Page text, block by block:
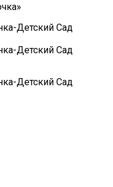
Детский Сад
Детский Сад
Детский Сад